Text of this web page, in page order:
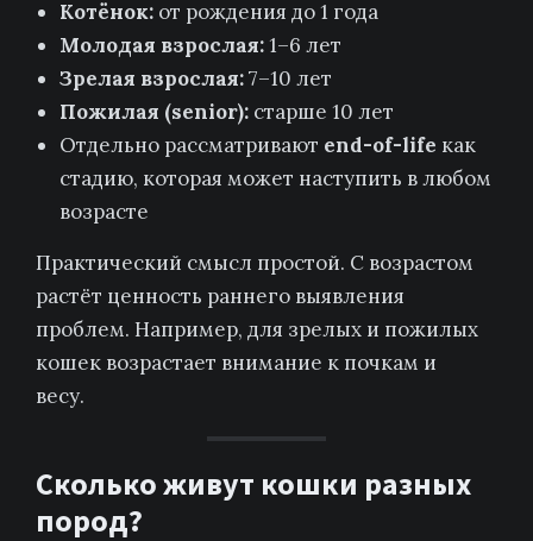
Котёнок: от рождения до 1 года
Молодая взрослая:1–6 лет
Зрелая взрослая:7–10 лет
Пожилая (senior): старше 10 лет
Отдельно рассматривают end-of-life как
стадию, которая может наступить в любом
возрасте
Практический смысл простой. С возрастом
растёт ценность раннего выявления
проблем. Например, для зрелых и пожилых
кошек возрастает внимание к почкам и
весу.
Сколько живут кошки разных
пород?